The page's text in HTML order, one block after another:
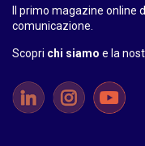
Il primo magazine online
comunicazione.
Scopri chi siamo e la